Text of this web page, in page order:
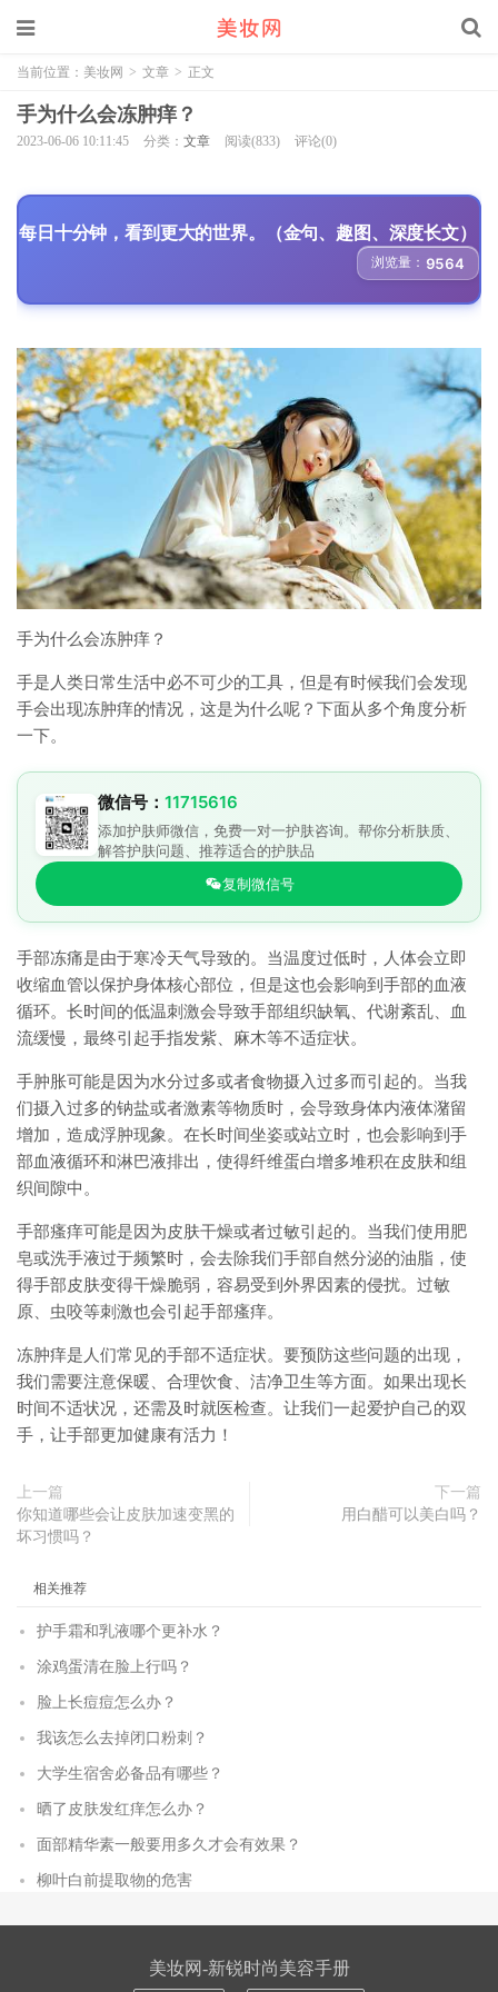
当前位置： 美妆网 > 文章 > 正文
手为什么会冻肿痒？
2023-06-06 10:11:45 分类： 文章 阅读(833) 评论(0)
每日十分钟，看到更大的世界。（金句、趣图、深度长文）
浏览量： 9564
手为什么会冻肿痒？
手是人类日常生活中必不可少的工具，但是有时候我们会发现
手会出现冻肿痒的情况，这是为什么呢？下面从多个角度分析
一下。
微信号： 11715616
添加护肤师微信，免费一对一护肤咨询。帮你分析肤质、
解答护肤问题、推荐适合的护肤品
复制微信号
手部冻痛是由于寒冷天气导致的。当温度过低时，人体会立即
收缩血管以保护身体核心部位，但是这也会影响到手部的血液
循环。长时间的低温刺激会导致手部组织缺氧、代谢紊乱、血
流缓慢，最终引起手指发紫、麻木等不适症状。
手肿胀可能是因为水分过多或者食物摄入过多而引起的。当我
们摄入过多的钠盐或者激素等物质时，会导致身体内液体潴留
增加，造成浮肿现象。在长时间坐姿或站立时，也会影响到手
部血液循环和淋巴液排出，使得纤维蛋白增多堆积在皮肤和组
织间隙中。
手部瘙痒可能是因为皮肤干燥或者过敏引起的。当我们使用肥
皂或洗手液过于频繁时，会去除我们手部自然分泌的油脂，使
得手部皮肤变得干燥脆弱，容易受到外界因素的侵扰。过敏
原、虫咬等刺激也会引起手部瘙痒。
冻肿痒是人们常见的手部不适症状。要预防这些问题的出现，
我们需要注意保暖、合理饮食、洁净卫生等方面。如果出现长
时间不适状况，还需及时就医检查。让我们一起爱护自己的双
手，让手部更加健康有活力！
上一篇
你知道哪些会让皮肤加速变黑的
坏习惯吗？
下一篇
用白醋可以美白吗？
相关推荐
护手霜和乳液哪个更补水？
涂鸡蛋清在脸上行吗？
脸上长痘痘怎么办？
我该怎么去掉闭口粉刺？
大学生宿舍必备品有哪些？
晒了皮肤发红痒怎么办？
面部精华素一般要用多久才会有效果？
柳叶白前提取物的危害
美妆网-新锐时尚美容手册